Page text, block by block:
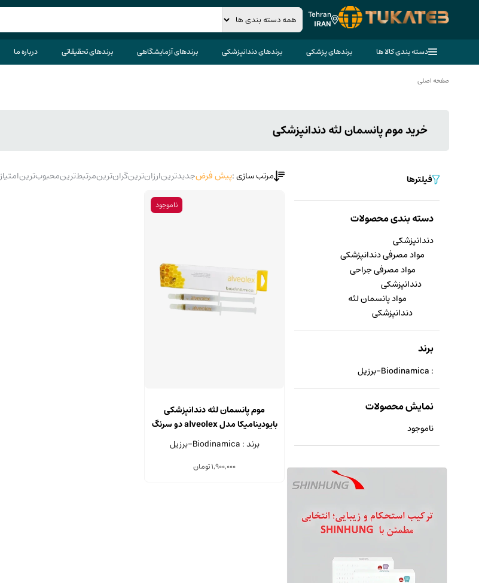
Tehran
IRAN
دسته بندی کالا ها برندهای پزشکی برندهای دندانپزشکی برندهای آزمایشگاهی برندهای تحقیقاتی درباره ما
صفحه اصلی
خرید موم پانسمان لثه دندانپزشکی
فیلترها
دسته بندی محصولات
دندانپزشکی
مواد مصرفی دندانپزشکی
مواد مصرفی جراحی
دندانپزشکی
مواد پانسمان لثه
دندانپزشکی
برند
: Biodinamica-برزیل
نمایش محصولات
ناموجود
مرتب سازی :پیش فرضجدیدترینارزان‌ترینگران‌ترینمرتبط‌ترینمحبوب‌ترینامتیاز
ناموجود
موم پانسمان لثه دندانپزشکی
بایودینامیکا مدل alveolex دو سرنگ
3 گرمی
برند : Biodinamica-برزیل
1,900,000تومان